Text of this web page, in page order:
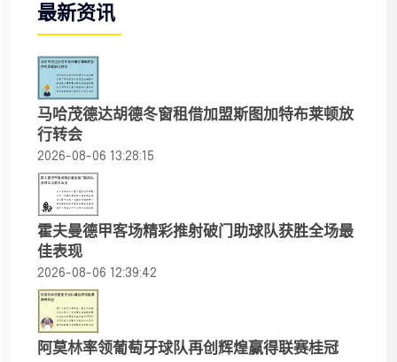
最新资讯
马哈茂德达胡德冬窗租借加盟斯图加特布莱顿放
行转会
2026-08-06 13:28:15
霍夫曼德甲客场精彩推射破门助球队获胜全场最
佳表现
2026-08-06 12:39:42
阿莫林率领葡萄牙球队再创辉煌赢得联赛桂冠